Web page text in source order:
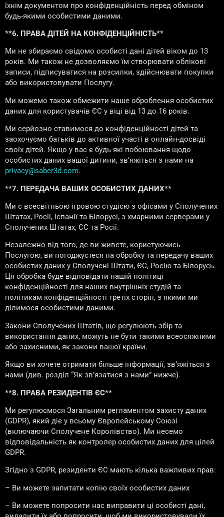
їхнім документом про конфіденційність перед обміном
будь-якими особистими даними.
**6. ПРАВА ДІТЕЙ НА КОНФІДЕНЦІЙНІСТЬ**
Ми не збираємо свідомо особисті дані дітей віком до 13
років. Ми також не дозволяємо їм створювати облікові
записи, підписуватися на розсилки, здійснювати покупки
або використовувати Послугу.
Ми можемо також обмежити наше оброблення особистих
даних для користувачів ЄС у віці від 13 до 16 років.
Ми серйозно ставимося до конфіденційності дітей та
заохочуємо батьків до активної участі в онлайн-досвіді
своїх дітей. Якщо у вас є будь-які побоювання щодо
особистих даних вашої дитини, зв’яжіться з нами на
privacy@saber3d.com.
**7. ПЕРЕДАЧА ВАШИХ ОСОБИСТИХ ДАНИХ**
Ми є всесвітньою ігровою студією з офісами у Сполучених
Штатах, Росії, Іспанії та Білорусі, з хмарними серверами у
Сполучених Штатах, ЄС та Росії.
Незалежно від того, де ви живете, користуючись
Послугою, ви погоджуєтеся на обробку та передачу ваших
особистих даних у Сполучені Штати, ЄС, Росію та Білорусь.
Ця обробка буде відповідати нашій політиці
конфіденційності для наших внутрішніх студій та
політикам конфіденційності третіх сторін, з якими ми
ділимося особистими даними.
Закони Сполучених Штатів, що регулюють збір та
використання даних, можуть не бути такими всеосяжними
або захисними, як закони вашої країни.
Якщо ви хочете отримати більше інформації, зв’яжіться з
нами (див. розділ “Як зв’язатися з нами” нижче).
**8. ПРАВА РЕЗИДЕНТІВ ЄС**
Ми регулюємося Загальним регламентом захисту даних
(GDPR), який діє у всьому Європейському Союзі
(включаючи Сполучене Королівство). Ми несемо
відповідальність як контролер особистих даних для цілей
GDPR.
Згідно з GDPR, резиденти ЄС мають кілька важливих прав:
– Ви можете запитати копію своїх особистих даних
– Ви можете попросити нас виправити ці особисті дані,